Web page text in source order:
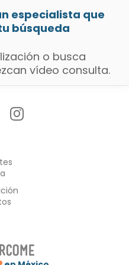
especialista que
búsqueda
o busca
vídeo consulta.